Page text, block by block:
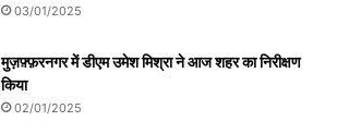
03/01/2025
मुज़फ़्फ़रनगर में डीएम उमेश मिश्रा ने आज शहर का निरीक्षण
किया
02/01/2025